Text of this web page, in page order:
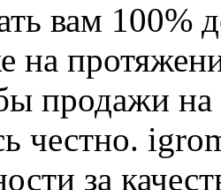
вам 100%
на
продажи
честно.
за